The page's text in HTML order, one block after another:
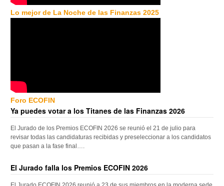
Lo mejor de La Noche de las Finanzas 2025
Foro ECOFIN
Ya puedes votar a los Titanes de las Finanzas 2026
El Jurado de los Premios ECOFIN 2026 se reunió el 21 de julio para
revisar todas las candidaturas recibidas y preseleccionar a los candidatos
que pasan a la fase final….
El Jurado falla los Premios ECOFIN 2026